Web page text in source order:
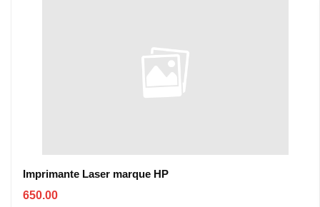
Imprimante Laser marque HP
650.00